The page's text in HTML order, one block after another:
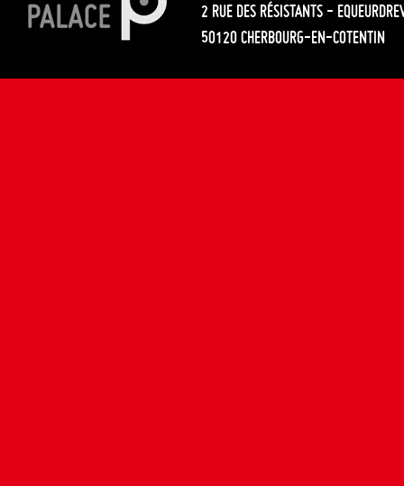
2 RUE DES RÉSISTANTS -
50120 CHERBOURG-EN-COTENTIN